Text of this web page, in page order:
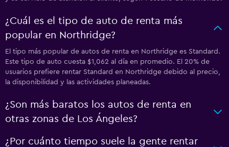
¿Cuál es el tipo de auto de renta más
popular en Northridge?
El tipo más popular de autos de renta en Northridge es Standard.
Este tipo de auto cuesta $1,062 al día en promedio. El 20% de
usuarios prefiere rentar Standard en Northridge debido al precio,
la disponibilidad y las actividades planeadas.
¿Son más baratos los autos de renta en
otras zonas de Los Ángeles?
¿Por cuánto tiempo suele la gente rentar